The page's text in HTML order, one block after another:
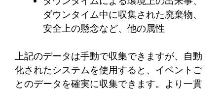
ダウンタイム中に収集された廃棄物、
安全上の懸念など、他の属性
上記のデータは手動で収集できますが、自動
化されたシステムを使用すると、イベントご
とのデータを確実に収集できます。より一貫